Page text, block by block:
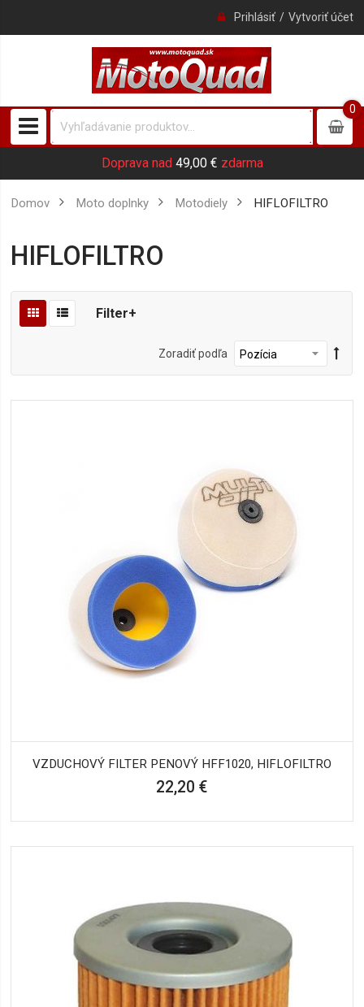
Prihlásiť Vytvoriť účet
0
0item
Doprava nad 49,00 € zdarma
Domov Moto doplnky motodiely HIFLOFILTRO
HIFLOFILTRO
Filter+
Zoradiť podľa
VZDUCHOVÝ FILTER PENOVÝ HFF1020, HIFLOFILTRO
22,20 €